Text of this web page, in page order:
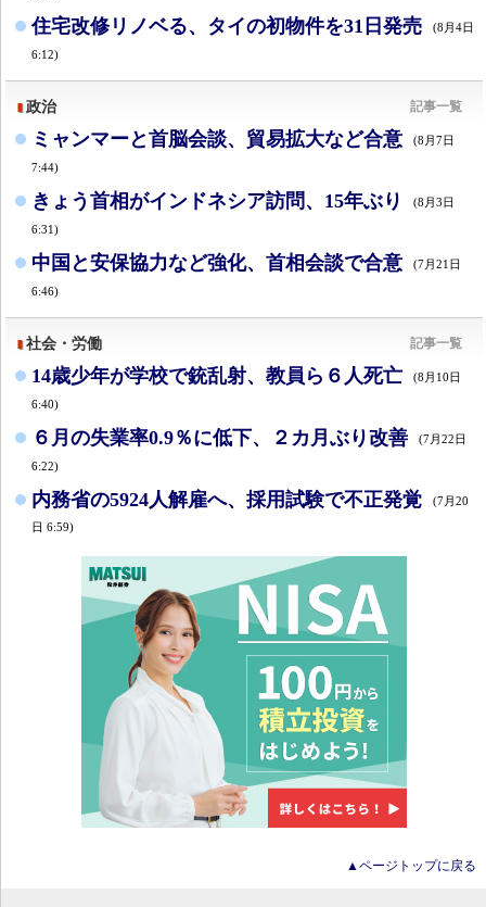
住宅改修リノベる、タイの初物件を31日発売 (8月4日
6:12)
政治 記事一覧
ミャンマーと首脳会談、貿易拡大など合意 (8月7日
7:44)
きょう首相がインドネシア訪問、15年ぶり (8月3日
6:31)
中国と安保協力など強化、首相会談で合意 (7月21日
6:46)
社会・労働 記事一覧
14歳少年が学校で銃乱射、教員ら６人死亡 (8月10日
6:40)
６月の失業率0.9％に低下、２カ月ぶり改善 (7月22日
6:22)
内務省の5924人解雇へ、採用試験で不正発覚
(7月20
日 6:59)
▲ページトップに戻る